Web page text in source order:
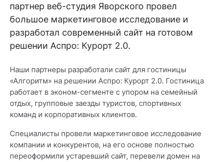
партнер веб-студия Яворского провел
большое маркетинговое исследование и
разработал современный сайт на готовом
решении Аспро: Курорт 2.0.
Наши партнеры разработали сайт для гостиницы
«Алгоритм» на решении Аспро: Курорт 2.0. Гостиница
работает в эконом-сегменте с упором на семейный
отдых, групповые заезды туристов, спортивных
команд и корпоративных клиентов.
Специалисты провели маркетинговое исследование
компании и конкурентов, на его основе полностью
переоформили устаревший сайт, перевели домен на